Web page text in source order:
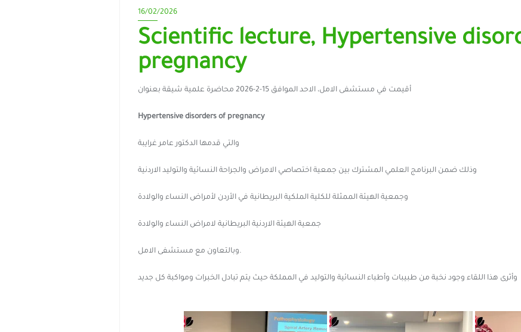
16/02/2026
Scientific lecture, Hypertensive
pregnancy
أقيمت في مستشفى الامل، الاحد الموافق 15-2-2026 محاضرة علمية شيقة بعنوان
Hypertensive disorders of pregnancy
والتي قدمها الدكتور عامر غرايبة
وذلك ضمن البرنامج العلمي المشترك بين جمعية اختصاصي الامراض والجراحة النسائية والتوليد الاردنية
وجمعية الهيئة الممثلة للكلية الملكية البريطانية في الأردن لأمراض النساء والولادة
جمعية الهيئة الاردنية البريطانية لامراض النساء والولادة
وبالتعاون مع مستشفى الامل.
وأثرى هذا اللقاء وجود نخبة من طبيبات وأطباء النسائية والتوليد في المملكة حيث يتم تبادل الخبرات ومواكبة كل جديد